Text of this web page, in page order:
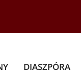
DIASZPÓRA